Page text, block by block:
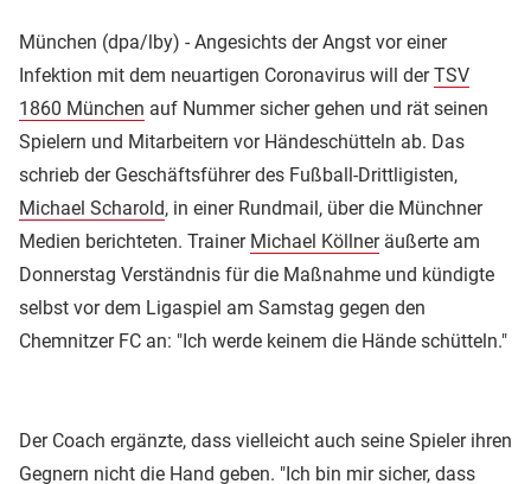
München (dpa/lby) - Angesichts der Angst vor einer
Infektion mit dem neuartigen Coronavirus will derTSV
1860 München auf Nummer sicher gehen und rät seinen
Spielern und Mitarbeitern vor Händeschütteln ab. Das
schrieb der Geschäftsführer des Fußball-Drittligisten,
Michael Scharold, in einer Rundmail, über die Münchner
Medien berichteten. Trainer Michael Köllneräußerte am
Donnerstag Verständnis für die Maßnahme und kündigte
selbst vor dem Ligaspiel am Samstag gegen den
Chemnitzer FC an: "Ich werde keinem die Hände schütteln."
Der Coach ergänzte, dass vielleicht auch seine Spieler ihren
Gegnern nicht die Hand geben. "Ich bin mir sicher, dass